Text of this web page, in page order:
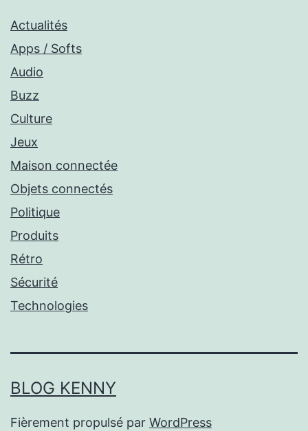
Actualités
Apps / Softs
Audio
Buzz
Culture
Jeux
Maison connectée
Objets connectés
Politique
Produits
Rétro
Sécurité
Technologies
BLOG KENNY
Fièrement propulsé par WordPress